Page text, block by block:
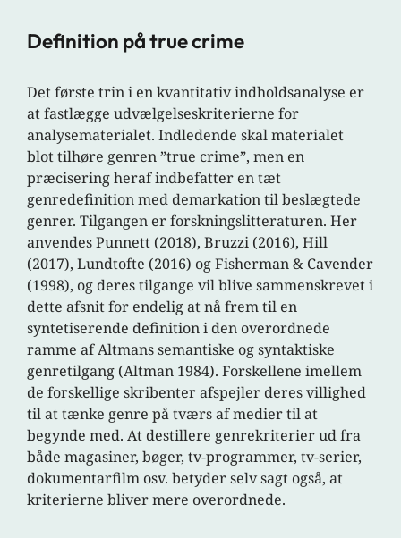
Definition på true crime
Det første trin i en kvantitativ indholdsanalyse er
at fastlægge udvælgelseskriterierne for
analysematerialet. Indledende skal materialet
blot tilhøre genren ”true crime”, men en
præcisering heraf indbefatter en tæt
genredefinition med demarkation til beslægtede
genrer. Tilgangen er forskningslitteraturen. Her
anvendes Punnett (2018), Bruzzi (2016), Hill
(2017), Lundtofte (2016) og Fisherman & Cavender
(1998), og deres tilgange vil blive sammenskrevet i
dette afsnit for endelig at nå frem til en
syntetiserende definition i den overordnede
ramme af Altmans semantiske og syntaktiske
genretilgang (Altman 1984). Forskellene imellem
de forskellige skribenter afspejler deres villighed
til at tænke genre på tværs af medier til at
begynde med. At destillere genrekriterier ud fra
både magasiner, bøger, tv-programmer, tv-serier,
dokumentarfilm osv. betyder selv sagt også, at
kriterierne bliver mere overordnede.